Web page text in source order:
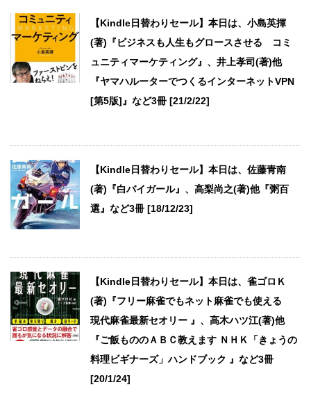
【Kindle日替わりセール】本日は、小島英揮
(著)『ビジネスも人生もグロースさせる コミ
ュニティマーケティング』、井上孝司(著)他
『ヤマハルーターでつくるインターネットVPN
[第5版]』など3冊 [21/2/22]
【Kindle日替わりセール】本日は、佐藤青南
(著)『白バイガール』、高梨尚之(著)他『粥百
選』など3冊 [18/12/23]
【Kindle日替わりセール】本日は、雀ゴロＫ
(著)『フリー麻雀でもネット麻雀でも使える
現代麻雀最新セオリー 』、高木ハツ江(著)他
『ご飯もののＡＢＣ教えます ＮＨＫ「きょうの
料理ビギナーズ」ハンドブック 』など3冊
[20/1/24]